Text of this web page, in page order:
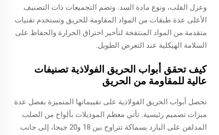
وعزل القلب، ونوع مادة السد. وتضم التجميعات ذات التصنيف
الأعلى عدة طبقات من المواد المقاومة للحريق وتستخدم تقنيات
متقدمة من المواد المنتفخة لتأخير اختراق الحرارة والحفاظ على
السلامة الهيكلية عند التعرض الطويل.
كيف تحقق أبواب الحريق الفولاذية تصنيفات
عالية للمقاومة من الحريق
تحصل أبواب الحريق الفولاذية على تقييماتها المتميزة بفضل عدة
ميزات تصميم رئيسية. تأتي معظم الموديلات بألواح من الصلب
المدلفن على البارد بسماكة تتراوح بين 18 و20 جيجا، إلى جانب